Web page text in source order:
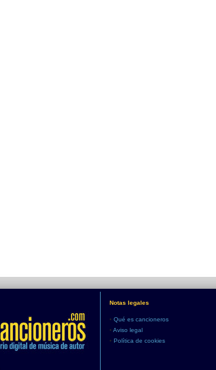
Notas legales
• Qué es cancioneros
• Aviso legal
• Política de cookies